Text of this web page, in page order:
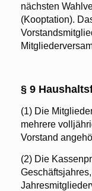
nächsten
(Kooptation).
§ 9
(1) Die
mehrere
Vorstand
(2) Die